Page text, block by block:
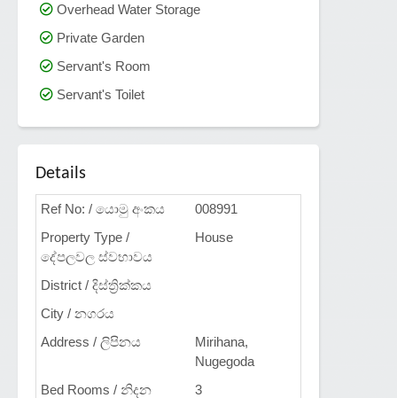
Overhead Water Storage
Private Garden
Servant's Room
Servant's Toilet
Details
Ref No: / යොමු අංකය
008991
Property Type /
දේපලවල ස්වභාවය
House
District / දිස්ත්‍රික්කය
City / නගරය
Address / ලිපිනය
Mirihana,
Nugegoda
Bed Rooms / නිදන
3